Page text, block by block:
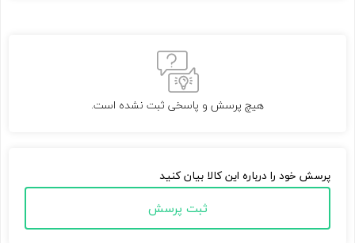
هیچ پرسش و پاسخی ثبت نشده است.
پرسش خود را درباره این کالا بیان کنید
ثبت پرسش